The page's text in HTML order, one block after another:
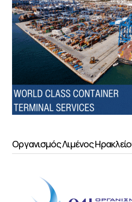
Οργανισμός Λιμένος